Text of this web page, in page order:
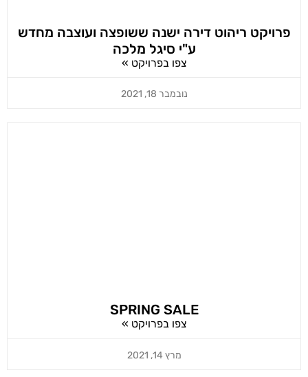
פרויקט ריהוט דירה ישנה ששופצה ועוצבה מחדש
ע"י סיגל מלכה
צפו בפרויקט »
נובמבר 18, 2021
SPRING SALE
צפו בפרויקט »
מרץ 14, 2021